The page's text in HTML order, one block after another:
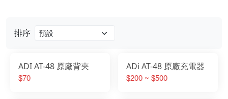
排序
ADI AT-48 原廠背夾
$70
ADi AT-48 原廠充電器
$200 ~ $500